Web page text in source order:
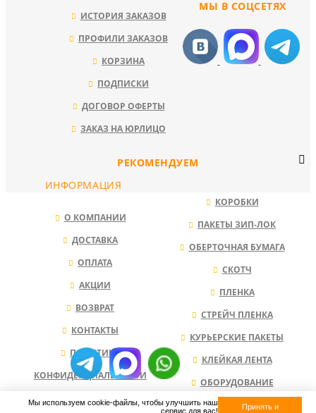
МЫ В СОЦСЕТЯХ
ИСТОРИЯ ЗАКАЗОВ
ПРОФИЛИ ЗАКАЗОВ
КОРЗИНА
ПОДПИСКИ
ДОГОВОР ОФЕРТЫ
ЗАКАЗ НА ЮРЛИЦО
РЕКОМЕНДУЕМ
КОРОБКИ
ПАКЕТЫ ЗИП-ЛОК
ОБЕРТОЧНАЯ БУМАГА
СКОТЧ
ПЛЕНКА
СТРЕЙЧ ПЛЕНКА
КУРЬЕРСКИЕ ПАКЕТЫ
КЛЕЙКАЯ ЛЕНТА
ОБОРУДОВАНИЕ
НАПОЛНИТЕЛЬ ДЛЯ КОРОБОК
ИНФОРМАЦИЯ
О КОМПАНИИ
ДОСТАВКА
ОПЛАТА
АКЦИИ
ВОЗВРАТ
КОНТАКТЫ
ПОЛИТИКА
КОНФИДЕНЦИАЛЬНОСТИ
Мы используем cookie-файлы, чтобы улучшить наш
сервис для вас!
Принять и